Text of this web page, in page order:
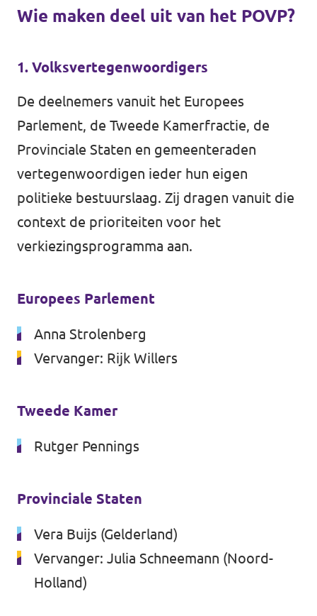
Wie maken deel uit van het POVP?
1. Volksvertegenwoordigers
De deelnemers vanuit het Europees
Parlement, de Tweede Kamerfractie, de
Provinciale Staten en gemeenteraden
vertegenwoordigen ieder hun eigen
politieke bestuurslaag. Zij dragen vanuit die
context de prioriteiten voor het
verkiezingsprogramma aan.
Europees Parlement
Anna Strolenberg
Vervanger: Rijk Willers
Tweede Kamer
Rutger Pennings
Provinciale Staten
Vera Buijs (Gelderland)
Vervanger: Julia Schneemann (Noord-
Holland)